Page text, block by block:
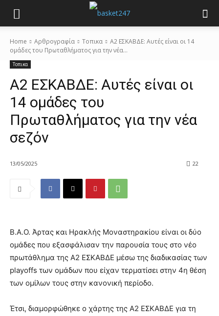
Home Αρθρογραφία Τοπικα
A2 ΕΣΚΑΒΔΕ: Αυτές είναι οι 14
ομάδες του Πρωταθλήματος για την νέα...
Τοπικα
A2 ΕΣΚΑΒΔΕ: Αυτές είναι οι
14 ομάδες του
Πρωταθλήματος για την νέα
σεζόν
13/05/2025 22
Β.Α.Ο. Άρτας και Ηρακλής Μοναστηρακίου είναι οι δύο
ομάδες που εξασφάλισαν την παρουσία τους στο νέο
πρωτάθλημα της Α2 ΕΣΚΑΒΔΕ μέσω της διαδικασίας των
playoffs των ομάδων που είχαν τερματίσει στην 4η θέση
των ομίλων τους στην κανονική περίοδο.
Έτσι, διαμορφώθηκε ο χάρτης της Α2 ΕΣΚΑΒΔΕ για τη